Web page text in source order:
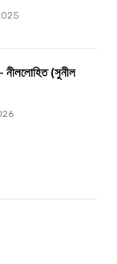
নীললোহিত (সুনীল